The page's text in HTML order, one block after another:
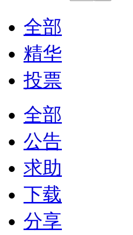
全部
精华
投票
全部
公告
求助
下载
分享